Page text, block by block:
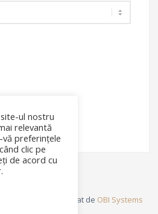
® - Site dezvoltat de OBI Systems
ul nostru
relevantă
preferințele
clic pe
de acord cu